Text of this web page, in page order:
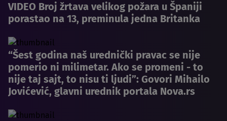
VIDEO Broj žrtava velikog požara u Španiji
porastao na 13, preminula jedna Britanka
“Šest godina naš urednički pravac se nije
pomerio ni milimetar. Ako se promeni - to
nije taj sajt, to nisu ti ljudi”: Govori Mihailo
Jovićević, glavni urednik portala Nova.rs